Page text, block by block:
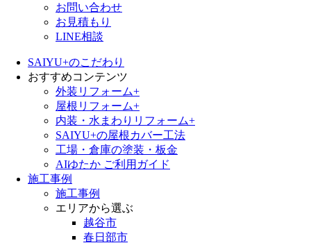
お問い合わせ
お見積もり
LINE相談
SAIYU+のこだわり
おすすめコンテンツ
外装リフォーム+
屋根リフォーム+
内装・水まわりリフォーム+
SAIYU+の屋根カバー工法
工場・倉庫の塗装・板金
AIゆたか ご利用ガイド
施工事例
施工事例
エリアから選ぶ
越谷市
春日部市